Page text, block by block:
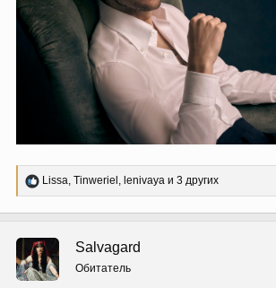
Р
е
ц
и
и
:
Lissa, Tinweriel , lenivaya и 3 других
Salvagard
Обитатель